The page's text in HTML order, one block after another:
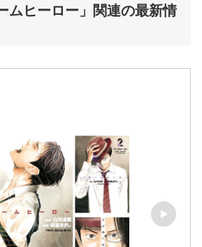
ムヒーロー」関連の最新情